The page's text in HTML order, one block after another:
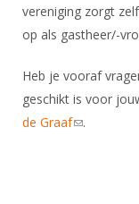
vereniging zorgt
op als gastheer/-
Heb je vooraf
geschikt is voor
de Graaf(link sends
.